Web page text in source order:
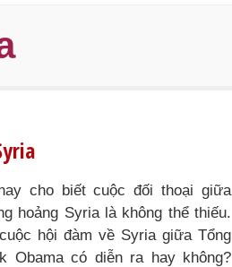
cho biết cuộc đối thoại giữa
hoảng Syria là không thể thiếu.
hội đàm về Syria giữa Tổng
Obama có diễn ra hay không?